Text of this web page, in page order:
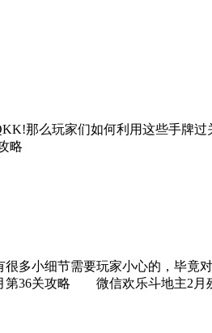
那么玩家们如何利用这些手牌过
略
小细节需要玩家小心的，毕竟
36关攻略 微信欢乐斗地主2月